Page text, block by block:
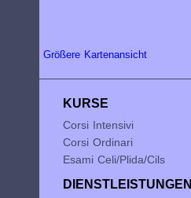
Größere Kartenansicht
KURSE
Corsi Intensivi
Corsi Ordinari
Esami Celi/Plida/Cils
DIENSTLEISTUNGEN